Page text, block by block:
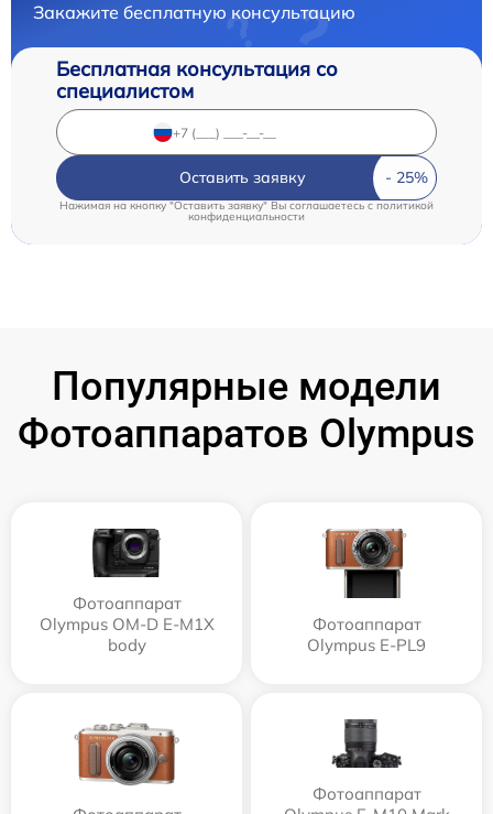
Закажите бесплатную консультацию
Бесплатная консультация со
специалистом
Оставить заявку
Нажимая на кнопку "Оставить заявку" Вы соглашаетесь c политикой
конфиденциальности
Популярные модели
Фотоаппаратов Olympus
Фотоаппарат
Olympus OM-D E-M1X
body
Фотоаппарат
Olympus E‑PL9
Фотоаппарат